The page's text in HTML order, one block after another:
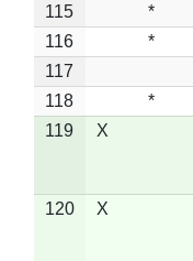
115
*
116
*
117
118
*
119
X
120 X